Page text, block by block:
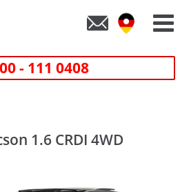
- 111 0408
1.6 CRDI 4WD